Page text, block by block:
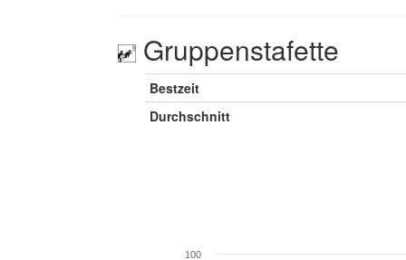
Gruppenstafette
Bestzeit
Durchschnitt
100